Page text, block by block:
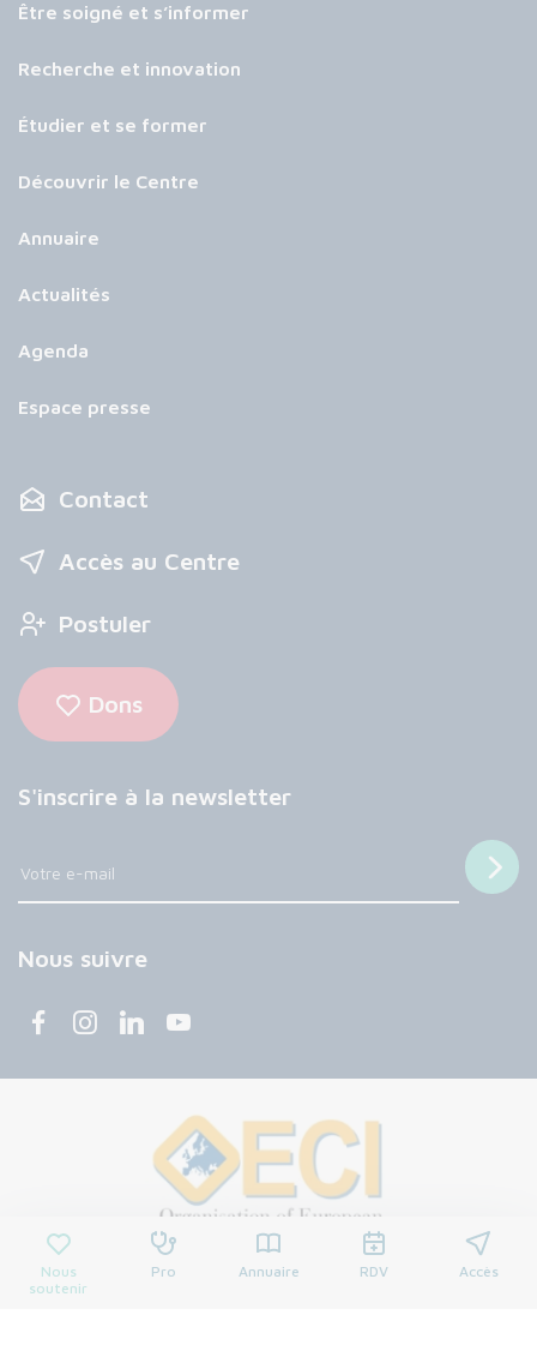
Nous
soutenir
Pro Annuaire RDV Accès
Être soigné et s’informer
Recherche et innovation
Étudier et se former
Découvrir le Centre
Annuaire
Actualités
Agenda
Espace presse
Contact
Accès au Centre
Postuler
Dons
S'inscrire à la newsletter
Nous suivre